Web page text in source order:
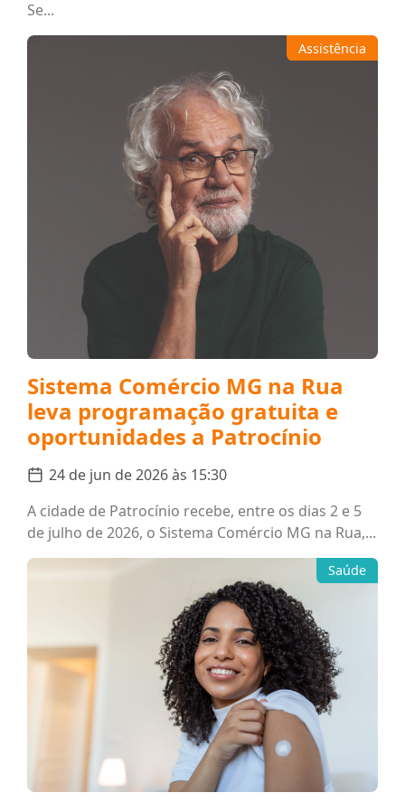
Se...
Assistência
Sistema Comércio MG na Rua
leva programação gratuita e
oportunidades a Patrocínio
24 de jun de 2026 às 15:30
A cidade de Patrocínio recebe, entre os dias 2 e 5
de julho de 2026, o Sistema Comércio MG na Rua,...
Saúde